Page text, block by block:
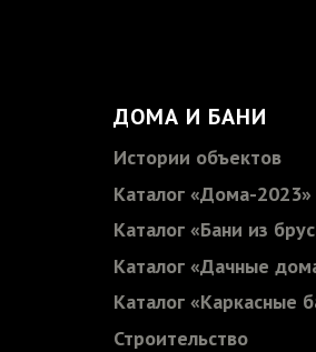
ДОМА И БАНИ
Истории объектов
Каталог «Дома-2023»
Каталог «Бани из
Каталог «Дачные
Каталог «Каркасные
Строительство